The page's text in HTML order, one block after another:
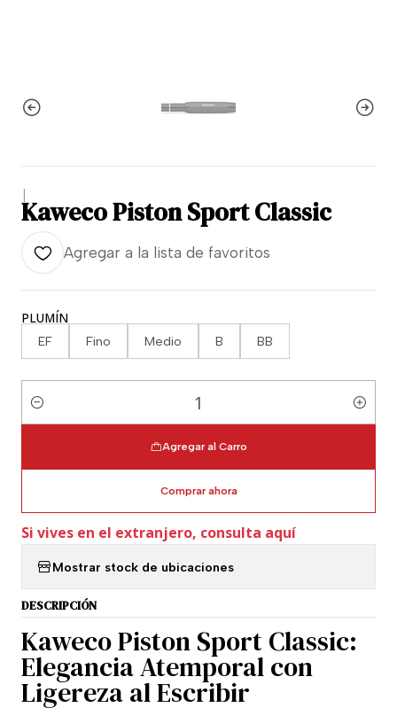
|
Kaweco Piston Sport Classic
Agregar a la lista de favoritos
PLUMÍN
EF Fino Medio B BB
Cantidad
Agregar al Carro
Comprar ahora
Si vives en el extranjero, consulta aquí
Mostrar stock de ubicaciones
DESCRIPCIÓN
Kaweco Piston Sport Classic:
Elegancia Atemporal con
Ligereza al Escribir